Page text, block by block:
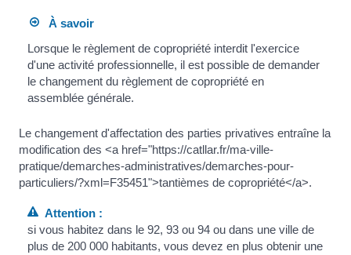
À savoir
Lorsque le règlement de copropriété interdit l'exercice
d'une activité professionnelle, il est possible de demander
le changement du règlement de copropriété en
assemblée générale.
Le changement d'affectation des parties privatives entraîne la
modification des <a href="https://catllar.fr/ma-ville-
pratique/demarches-administratives/demarches-pour-
particuliers/?xml=F35451">tantièmes de copropriété</a>.
Attention :
si vous habitez dans le 92, 93 ou 94 ou dans une ville de
plus de 200 000 habitants, vous devez en plus obtenir une